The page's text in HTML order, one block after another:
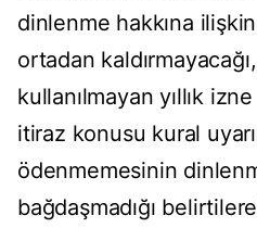
dinlenme hakkına
ortadan
kullanılmayan yıllık
itiraz konusu kural
ödenmemesinin
bağdaşmadığı